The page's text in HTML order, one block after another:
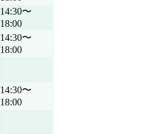
14:30〜
18:00
14:30〜
18:00
14:30〜
18:00